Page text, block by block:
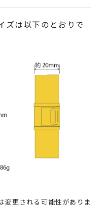
ズは以下のとおりで
変更される可能性がありま